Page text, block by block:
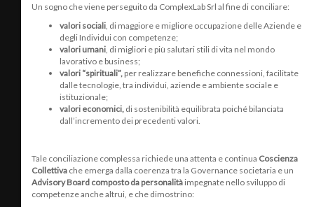
Un sogno che viene perseguito da ComplexLab Srl al fine di conciliare:
valori sociali, di maggiore e migliore occupazione delle Aziende e
degli Individui con competenze;
valori umani, di migliori e più salutari stili di vita nel mondo
lavorativo e business;
valori “spirituali”, per realizzare benefiche connessioni, facilitate
dalle tecnologie, tra individui, aziende e ambiente sociale e
istituzionale;
valori economici, di sostenibilità equilibrata poiché bilanciata
dall’incremento dei precedenti valori.
Tale conciliazione complessa richiede una attenta e continua Coscienza
Collettiva che emerga dalla coerenza tra la Governance societaria e un
Advisory Board composto da personalità impegnate nello sviluppo di
competenze anche altrui, e che dimostrino: